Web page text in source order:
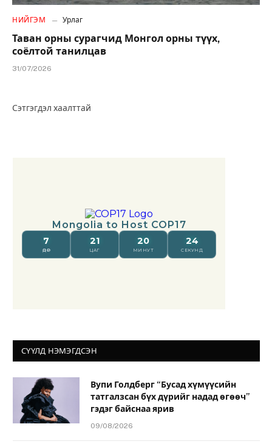
НИЙГЭМ Урлаг
Таван орны сурагчид Монгол орны түүх,
соёлтой танилцав
31/07/2026
Сэтгэгдэл хаалттай
СҮҮЛД НЭМЭГДСЭН
Вупи Голдберг “Бусад хүмүүсийн
татгалзсан бүх дүрийг надад өгөөч”
гэдэг байснаа ярив
09/08/2026